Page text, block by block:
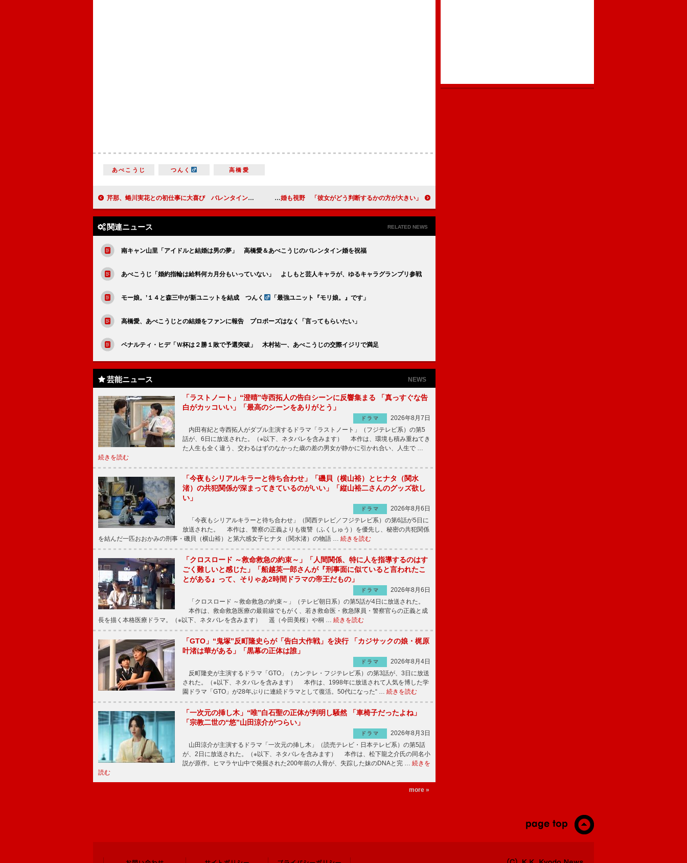
あべこうじ つんく 高橋愛
芹那、蜷川実花との初仕事に大喜び バレンタインチョコは「羽生さんにあげたい」 坂上忍、交際女性との結婚も視野 「彼女がどう判断するかの方が大きい」
関連ニュース RELATED NEWS
南キャン山里「アイドルと結婚は男の夢」 高橋愛＆あべこうじのバレンタイン婚を祝福
あべこうじ「婚約指輪は給料何カ月分もいっていない」 よしもと芸人キャラが、ゆるキャラグランプリ参戦
モー娘。’１４と森三中が新ユニットを結成 つんく 「最強ユニット『モリ娘。』です」
高橋愛、あべこうじとの結婚をファンに報告 プロポーズはなく「言ってもらいたい」
ペナルティ・ヒデ「Ｗ杯は２勝１敗で予選突破」 木村祐一、あべこうじの交際イジリで満足
芸能ニュース NEWS
「ラストノート」“澄晴”寺西拓人の告白シーンに反響集まる 「真っすぐな告
白がカッコいい」「最高のシーンをありがとう」
ドラマ
2026年8月7日
内田有紀と寺西拓人がダブル主演するドラマ「ラストノート」（フジテレビ系）の第5
話が、6日に放送された。（※以下、ネタバレを含みます） 本作は、環境も積み重ねてき
た人生も全く違う、交わるはずのなかった歳の差の男女が静かに引かれ合い、人生で …
続きを読む
「今夜もシリアルキラーと待ち合わせ」「磯貝（横山裕）とヒナタ（関水
渚）の共犯関係が深まってきているのがいい」「縦山裕二さんのグッズ欲し
い」
ドラマ
2026年8月6日
「今夜もシリアルキラーと待ち合わせ」（関西テレビ／フジテレビ系）の第6話が5日に
放送された。 本作は、警察の正義よりも復讐（ふくしゅう）を優先し、秘密の共犯関係
を結んだ一匹おおかみの刑事・磯貝（横山裕）と第六感女子ヒナタ（関水渚）の物語 … 続きを読む
「クロスロード ～救命救急の約束～」「人間関係、特に人を指導するのはす
ごく難しいと感じた」「船越英一郎さんが『刑事面に似ていると言われたこ
とがある』って、そりゃあ2時間ドラマの帝王だもの」
ドラマ
2026年8月6日
「クロスロード ～救命救急の約束～」（テレビ朝日系）の第5話が4日に放送された。
本作は、救命救急医療の最前線でもがく、若き救命医・救急隊員・警察官らの正義と成
長を描く本格医療ドラマ。（※以下、ネタバレを含みます） 遥（今田美桜）や桐 … 続きを読む
「GTO」“鬼塚”反町隆史らが「告白大作戦」を決行 「カジサックの娘・梶原
叶渚は華がある」「黒幕の正体は誰」
ドラマ
2026年8月4日
反町隆史が主演するドラマ「GTO」（カンテレ・フジテレビ系）の第3話が、3日に放送
された。（※以下、ネタバレを含みます） 本作は、1998年に放送されて人気を博した学
園ドラマ「GTO」が28年ぶりに連続ドラマとして復活。50代になった“ … 続きを読む
「一次元の挿し木」“唯”白石聖の正体が判明し騒然 「車椅子だったよね」
「宗教二世の“悠”山田涼介がつらい」
ドラマ
2026年8月3日
山田涼介が主演するドラマ「一次元の挿し木」（読売テレビ・日本テレビ系）の第5話
が、2日に放送された。（※以下、ネタバレを含みます） 本作は、松下龍之介氏の同名小
説が原作。ヒマラヤ山中で発掘された200年前の人骨が、失踪した妹のDNAと完 … 続きを
読む
more »